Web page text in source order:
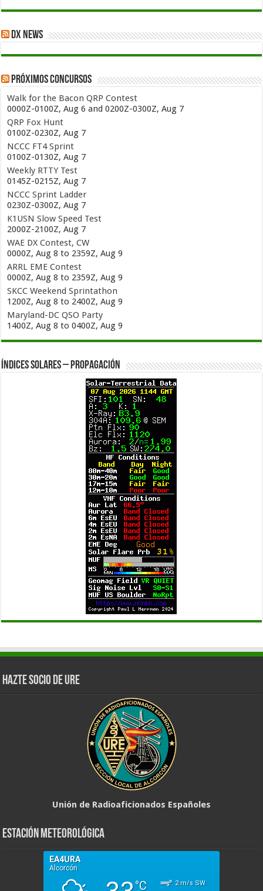
DX News
Próximos concursos
Walk for the Bacon QRP Contest
0000Z-0100Z, Aug 6 and 0200Z-0300Z, Aug 7
QRP Fox Hunt
0100Z-0230Z, Aug 7
NCCC FT4 Sprint
0100Z-0130Z, Aug 7
Weekly RTTY Test
0145Z-0215Z, Aug 7
NCCC Sprint Ladder
0230Z-0300Z, Aug 7
K1USN Slow Speed Test
2000Z-2100Z, Aug 7
WAE DX Contest, CW
0000Z, Aug 8 to 2359Z, Aug 9
ARRL EME Contest
0000Z, Aug 8 to 2359Z, Aug 9
SKCC Weekend Sprintathon
1200Z, Aug 8 to 2400Z, Aug 9
Maryland-DC QSO Party
1400Z, Aug 8 to 0400Z, Aug 9
Índices solares – Propagación
Hazte Socio de URE
Unión de Radioaficionados Españoles
Estación Meteorológica